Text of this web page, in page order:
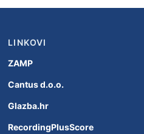
LINKOVI
ZAMP
Cantus d.o.o.
Glazba.hr
RecordingPlusScore